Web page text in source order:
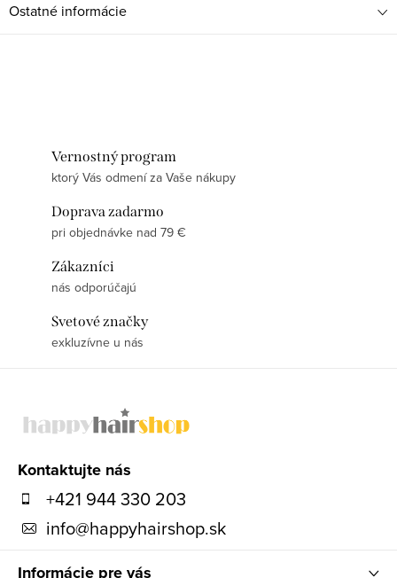
Ostatné informácie
Vernostný program
ktorý Vás odmení za Vaše nákupy
Doprava zadarmo
pri objednávke nad 79 €
Zákazníci
nás odporúčajú
Svetové značky
exkluzívne u nás
Kontaktujte nás
+421 944 330 203
info@happyhairshop.sk
Informácie pre vás